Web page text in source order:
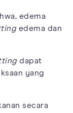
edema
edema dan
dapat
yang
secara